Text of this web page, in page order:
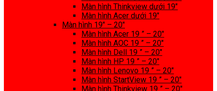
Màn hình Thinkview dưới 19″
Màn hình Acer dưới 19″
Màn hình 19″ – 20″
Màn hình Acer 19 ” – 20″
Màn hình AOC 19 ” – 20″
Màn hình Dell 19 ” – 20″
Màn hình HP 19 ” – 20″
Màn hình Lenovo 19 ” – 20″
Màn hình StartView 19 ” – 20″
Màn hình Thinkview 19 ” – 20″